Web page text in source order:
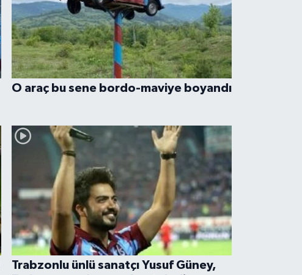
O araç bu sene bordo-maviye boyandı
Trabzonlu ünlü sanatçı Yusuf Güney,